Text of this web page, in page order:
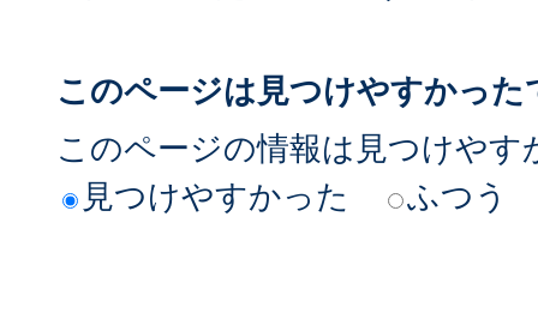
このページは見つけやすかった
このページの情報は見つけやす
見つけやすかった
ふつう